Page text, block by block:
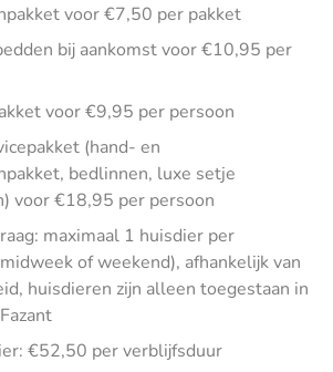
voor €7,50 per pakket
bij aankomst voor €10,95 per
voor €9,95 per persoon
(hand- en
bedlinnen, luxe setje
voor €18,95 per persoon
maximaal 1 huisdier per
of weekend), afhankelijk van
huisdieren zijn alleen toegestaan in
€52,50 per verblijfsduur